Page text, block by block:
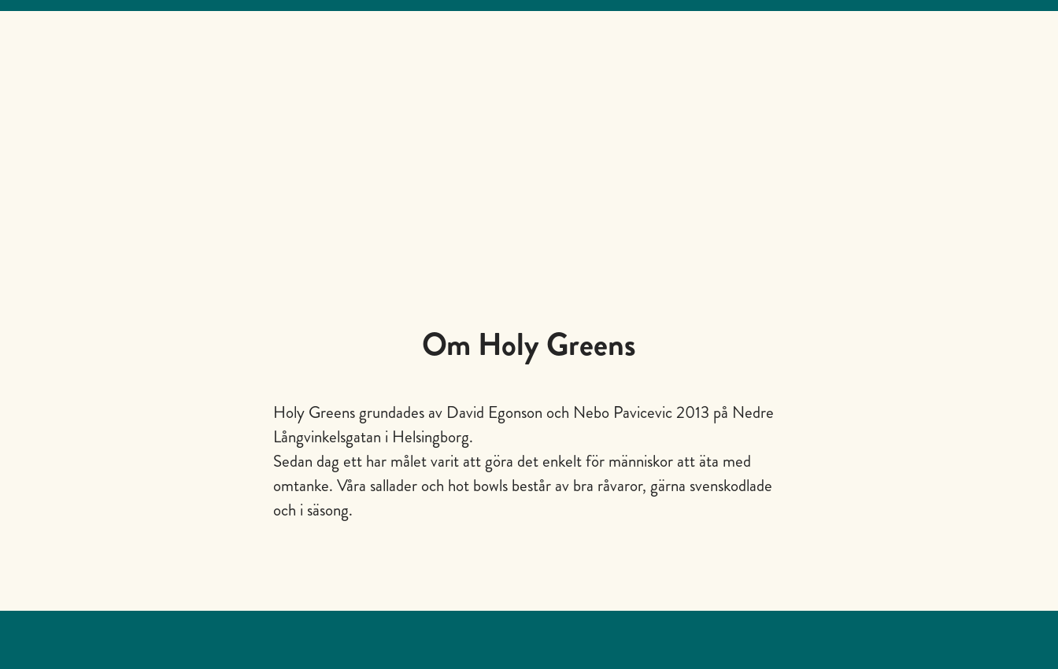
Om Holy Greens
Holy Greens grundades av David Egonson och Nebo Pavicevic 2013 på Nedre
Långvinkelsgatan i Helsingborg.
Sedan dag ett har målet varit att göra det enkelt för människor att äta med
omtanke. Våra sallader och hot bowls består av bra råvaror, gärna svenskodlade
och i säsong.